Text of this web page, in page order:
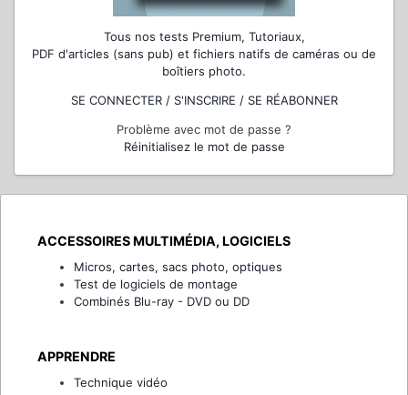
Tous nos tests Premium, Tutoriaux,
PDF d'articles (sans pub) et fichiers natifs de caméras ou de
boîtiers photo.
SE CONNECTER / S'INSCRIRE / SE RÉABONNER
Problème avec mot de passe ?
Réinitialisez le mot de passe
ACCESSOIRES MULTIMÉDIA, LOGICIELS
Micros, cartes, sacs photo, optiques
Test de logiciels de montage
Combinés Blu-ray - DVD ou DD
APPRENDRE
Technique vidéo